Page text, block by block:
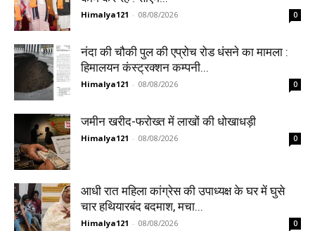
Himalya121 - 08/08/2026 0
नंदा की चौकी पुल की एप्रोच रोड धंसने का मामला :
हिमालयन कंस्ट्रक्शन कम्पनी...
Himalya121 - 08/08/2026 0
जमीन खरीद-फरोख्त में लाखों की धोखाधड़ी
Himalya121 - 08/08/2026 0
आधी रात महिला कांग्रेस की उपाध्यक्ष के घर में घुसे
चार हथियारबंद बदमाश, मचा...
Himalya121 - 08/08/2026 0